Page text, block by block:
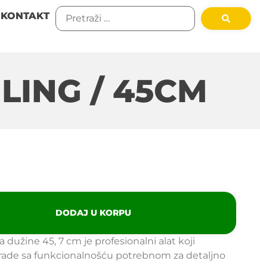
KONTAKT
/ 45CM
DODAJ U KORPU
dužine 45, 7 cm je profesionalni alat koji
sa funkcionalnošću potrebnom za detaljno